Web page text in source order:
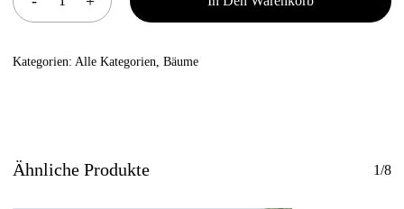
Kategorien: Alle Kategorien, Bäume
Ähnliche Produkte 1/8